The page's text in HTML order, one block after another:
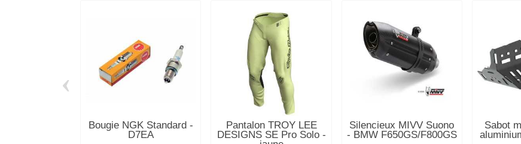
Bougie NGK Standard -
D7EA
Pantalon TROY LEE
DESIGNS SE Pro Solo -
Silencieux MIVV Suono
- BMW F650GS/F800GS
Sabot
‹